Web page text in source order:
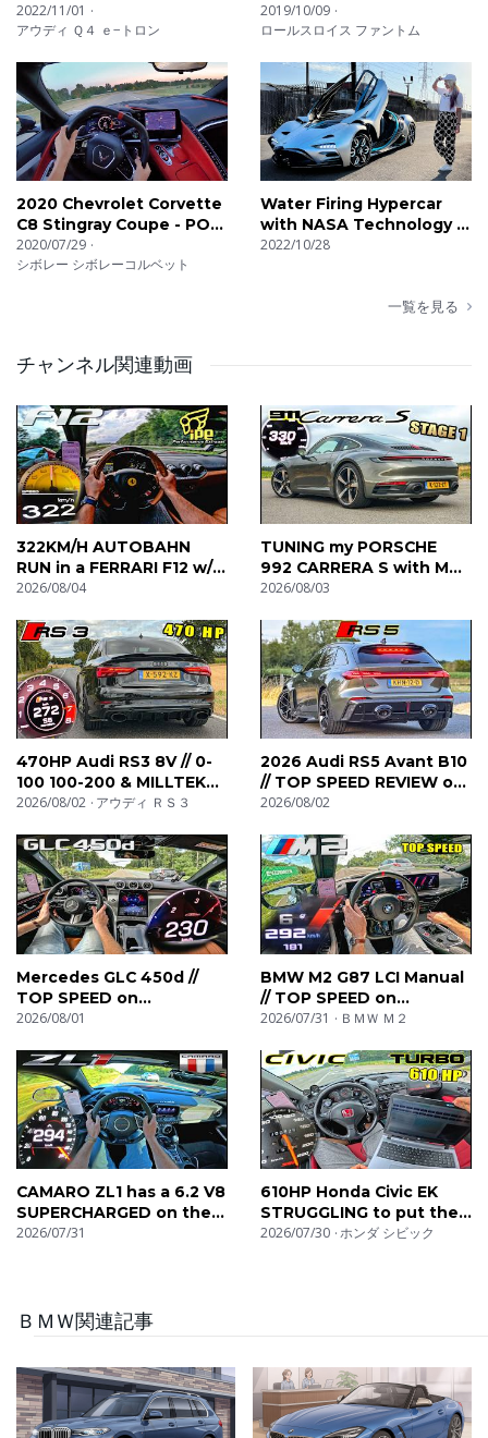
Tron
2022/11/01
アウディ Ｑ４ ｅ−トロン
Luxurious Car!
2019/10/09
ロールスロイス ファントム
2020 Chevrolet Corvette
C8 Stingray Coupe - POV
First Impressions
2020/07/29
シボレー シボレーコルベット
Water Firing Hypercar
with NASA Technology |
Hyperion
2022/10/28
一覧を見る
チャンネル関連動画
322KM/H AUTOBAHN
RUN in a FERRARI F12 w/
IPE X-PIPE by AutoTopNL
2026/08/04
TUNING my PORSCHE
992 CARRERA S with M
Engineering! Stage 1 0-
2026/08/03
470HP Audi RS3 8V // 0-
100 100-200 & MILLTEK
SOUND
2026/08/02 アウディ ＲＳ３
2026 Audi RS5 Avant B10
// TOP SPEED REVIEW on
AUTOBAHN
2026/08/02
Mercedes GLC 450d //
TOP SPEED on
AUTOBAHN
2026/08/01
BMW M2 G87 LCI Manual
// TOP SPEED on
AUTOBAHN
2026/07/31 ＢＭＷ Ｍ２
CAMARO ZL1 has a 6.2 V8
SUPERCHARGED on the
UNLIMITED AUTOBAHN!
2026/07/31
610HP Honda Civic EK
STRUGGLING to put the
POWER DOWN on
2026/07/30 ホンダ シビック
ＢＭＷ関連記事